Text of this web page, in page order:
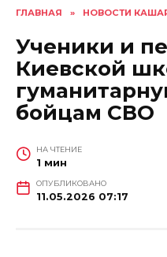
ГЛАВНАЯ » НОВОСТИ
Ученики и
Киевской
бойцам СВО
НА ЧТЕНИЕ
1 мин
ОПУБЛИКОВАНО
11.05.2026 07:17